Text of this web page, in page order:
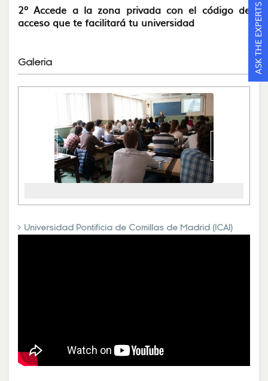
2º Accede a la zona privada con el código de
acceso que te facilitará tu universidad
Galeria
Universidad Pontificia de Comillas de Madrid (ICAI)
ASK THE EXPERTS